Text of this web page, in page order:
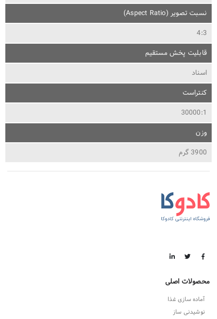
نسبت تصویر (Aspect Ratio)
4:3
قابلیت پخش مستقیم
اسناد
کنتراست
30000:1
وزن
3900 گرم
محصولات اصلی
آماده سازی غذا
نوشیدنی ساز